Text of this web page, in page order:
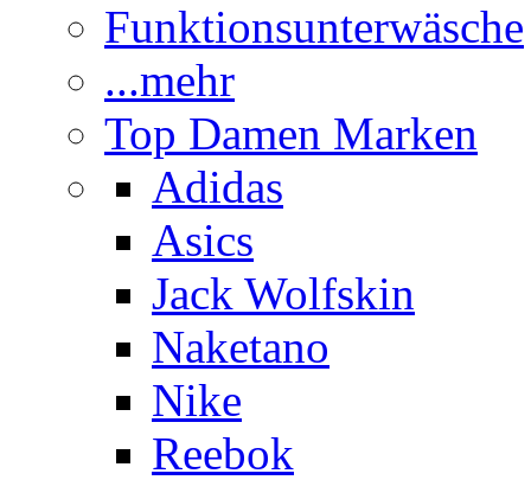
Funktionsunterwäsche
...mehr
Top Damen Marken
Adidas
Asics
Jack Wolfskin
Naketano
Nike
Reebok